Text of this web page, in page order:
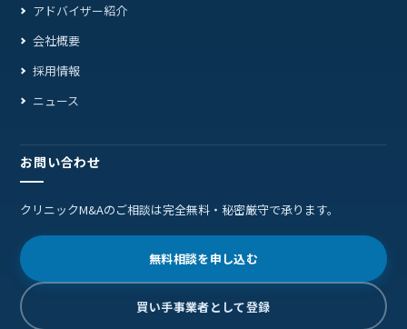
アドバイザー紹介
会社概要
採用情報
ニュース
お問い合わせ
クリニックM&Aのご相談は完全無料・秘密厳守で承ります。
無料相談を申し込む
買い手事業者として登録